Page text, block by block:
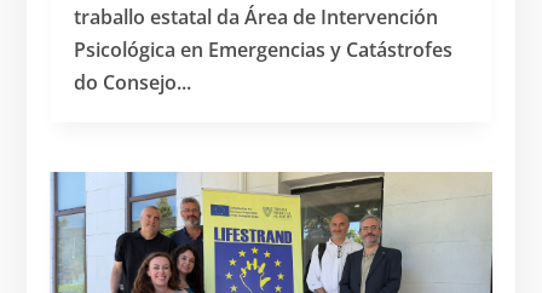
traballo estatal da Área de Intervención
Psicológica en Emergencias y Catástrofes
do Consejo...